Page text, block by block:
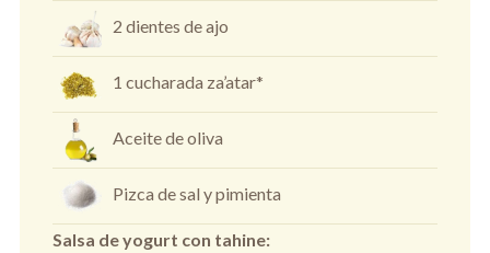
2 dientes de ajo
1 cucharada za’atar*
Aceite de oliva
Pizca de sal y pimienta
Salsa de yogurt con tahine: